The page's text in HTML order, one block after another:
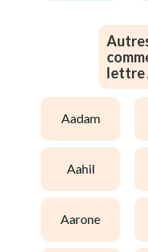
lettre
aadam
aahil
aarone